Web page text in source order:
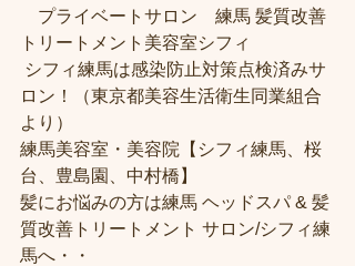
プライベートサロン　練馬 髪質改善
トリートメント美容室シフィ
シフィ練馬は感染防止対策点検済みサ
ロン！（東京都美容生活衛生同業組合
より）
練馬美容室・美容院【シフィ練馬、桜
台、豊島園、中村橋】
髪にお悩みの方は練馬 ヘッドスパ & 髪
質改善トリートメント サロン/シフィ練
馬へ・・